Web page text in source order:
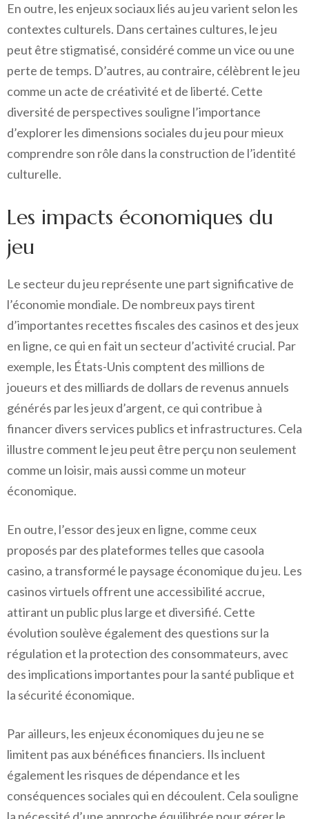
En outre, les enjeux sociaux liés au jeu varient selon les
contextes culturels. Dans certaines cultures, le jeu
peut être stigmatisé, considéré comme un vice ou une
perte de temps. D’autres, au contraire, célèbrent le jeu
comme un acte de créativité et de liberté. Cette
diversité de perspectives souligne l’importance
d’explorer les dimensions sociales du jeu pour mieux
comprendre son rôle dans la construction de l’identité
culturelle.
Les impacts économiques du
jeu
Le secteur du jeu représente une part significative de
l’économie mondiale. De nombreux pays tirent
d’importantes recettes fiscales des casinos et des jeux
en ligne, ce qui en fait un secteur d’activité crucial. Par
exemple, les États-Unis comptent des millions de
joueurs et des milliards de dollars de revenus annuels
générés par les jeux d’argent, ce qui contribue à
financer divers services publics et infrastructures. Cela
illustre comment le jeu peut être perçu non seulement
comme un loisir, mais aussi comme un moteur
économique.
En outre, l’essor des jeux en ligne, comme ceux
proposés par des plateformes telles que casoola
casino, a transformé le paysage économique du jeu. Les
casinos virtuels offrent une accessibilité accrue,
attirant un public plus large et diversifié. Cette
évolution soulève également des questions sur la
régulation et la protection des consommateurs, avec
des implications importantes pour la santé publique et
la sécurité économique.
Par ailleurs, les enjeux économiques du jeu ne se
limitent pas aux bénéfices financiers. Ils incluent
également les risques de dépendance et les
conséquences sociales qui en découlent. Cela souligne